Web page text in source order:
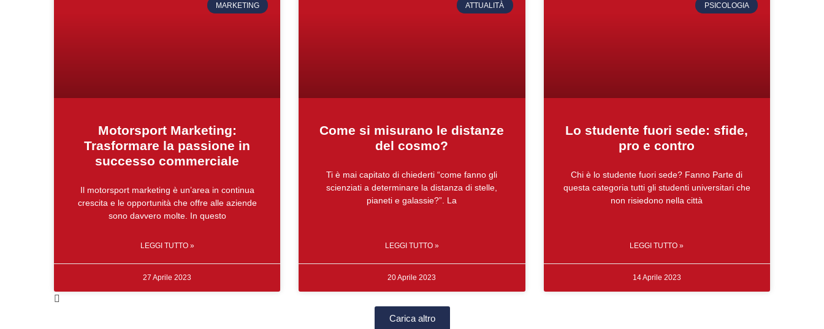
MARKETING
Motorsport Marketing:
Trasformare la passione in
successo commerciale
Il motorsport marketing è un’area in continua
crescita e le opportunità che offre alle aziende
sono davvero molte. In questo
LEGGI TUTTO »
27 Aprile 2023
ATTUALITÀ
Come si misurano le distanze
del cosmo?
Ti è mai capitato di chiederti “come fanno gli
scienziati a determinare la distanza di stelle,
pianeti e galassie?”. La
LEGGI TUTTO »
20 Aprile 2023
PSICOLOGIA
Lo studente fuori sede: sfide,
pro e contro
Chi è lo studente fuori sede? Fanno Parte di
questa categoria tutti gli studenti universitari che
non risiedono nella città
LEGGI TUTTO »
14 Aprile 2023
Carica altro